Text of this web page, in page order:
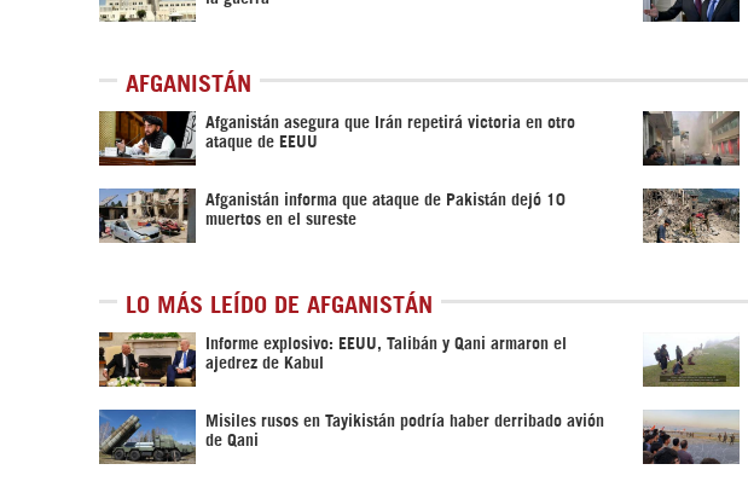
AFGANISTÁN
Afganistán asegura que Irán repetirá victoria en otro
ataque de EEUU
Afganistán informa que ataque de Pakistán dejó 10
muertos en el sureste
LO MÁS LEÍDO DE AFGANISTÁN
Informe explosivo: EEUU, Talibán y Qani armaron el
ajedrez de Kabul
Misiles rusos en Tayikistán podría haber derribado avión
de Qani